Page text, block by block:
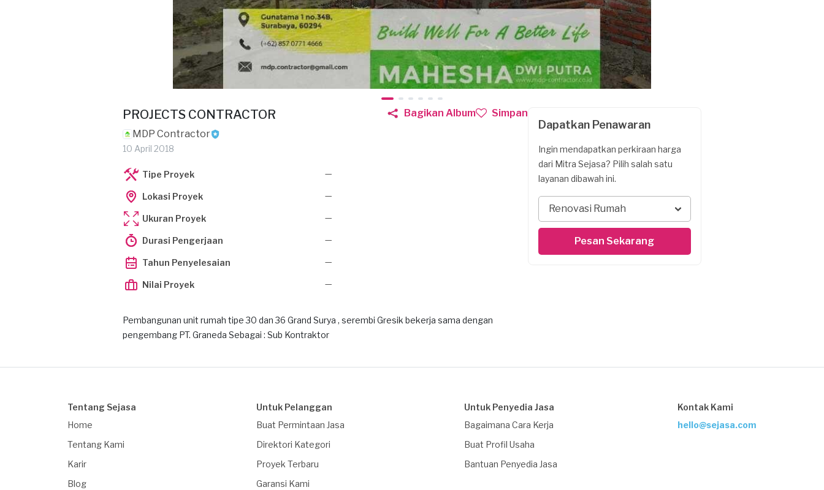
PROJECTS CONTRACTOR
MDP Contractor
10 April 2018
Bagikan Album Simpan
Tipe Proyek —
Lokasi Proyek —
Ukuran Proyek —
Durasi Pengerjaan —
Tahun Penyelesaian —
Nilai Proyek —
Pembangunan unit rumah tipe 30 dan 36 Grand Surya , serembi Gresik bekerja sama dengan
pengembang PT. Graneda Sebagai : Sub Kontraktor
Dapatkan Penawaran
Ingin mendapatkan perkiraan harga
dari Mitra Sejasa? Pilih salah satu
layanan dibawah ini.
Renovasi Rumah
Pesan Sekarang
Tentang Sejasa
Home
Tentang Kami
Karir
Blog
Untuk Pelanggan
Buat Permintaan Jasa
Direktori Kategori
Proyek Terbaru
Garansi Kami
Untuk Penyedia Jasa
Bagaimana Cara Kerja
Buat Profil Usaha
Bantuan Penyedia Jasa
Kontak Kami
hello@sejasa.com